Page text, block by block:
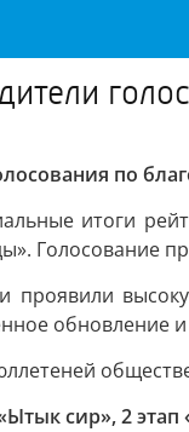
по
итоги
Голосование
проявили
обновление
сир», 2 этап